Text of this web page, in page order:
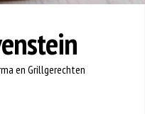
en Grillgerechten